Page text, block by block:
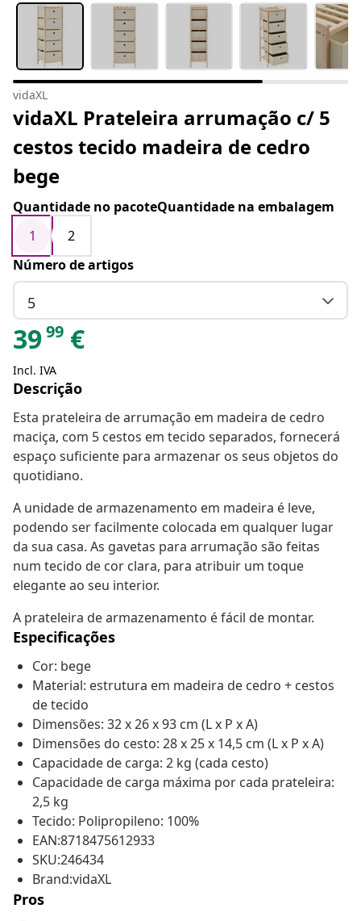
vidaXL
vidaXL Prateleira arrumação c/ 5
cestos tecido madeira de cedro
bege
Quantidade no pacoteQuantidade na embalagem
1
2
Número de artigos
5
3999 €
Incl. IVA
Descrição
Esta prateleira de arrumação em madeira de cedro
maciça, com 5 cestos em tecido separados, fornecerá
espaço suficiente para armazenar os seus objetos do
quotidiano.
A unidade de armazenamento em madeira é leve,
podendo ser facilmente colocada em qualquer lugar
da sua casa. As gavetas para arrumação são feitas
num tecido de cor clara, para atribuir um toque
elegante ao seu interior.
A prateleira de armazenamento é fácil de montar.
Especificações
Cor: bege
Material: estrutura em madeira de cedro + cestos
de tecido
Dimensões: 32 x 26 x 93 cm (L x P x A)
Dimensões do cesto: 28 x 25 x 14,5 cm (L x P x A)
Capacidade de carga: 2 kg (cada cesto)
Capacidade de carga máxima por cada prateleira:
2,5 kg
Tecido: Polipropileno: 100%
EAN:8718475612933
SKU:246434
Brand:vidaXL
Pros